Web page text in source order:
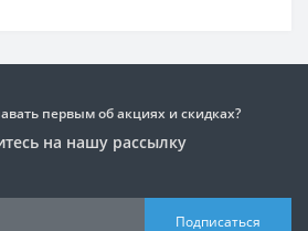
первым об акциях и скидках?
на нашу рассылку
Подписаться